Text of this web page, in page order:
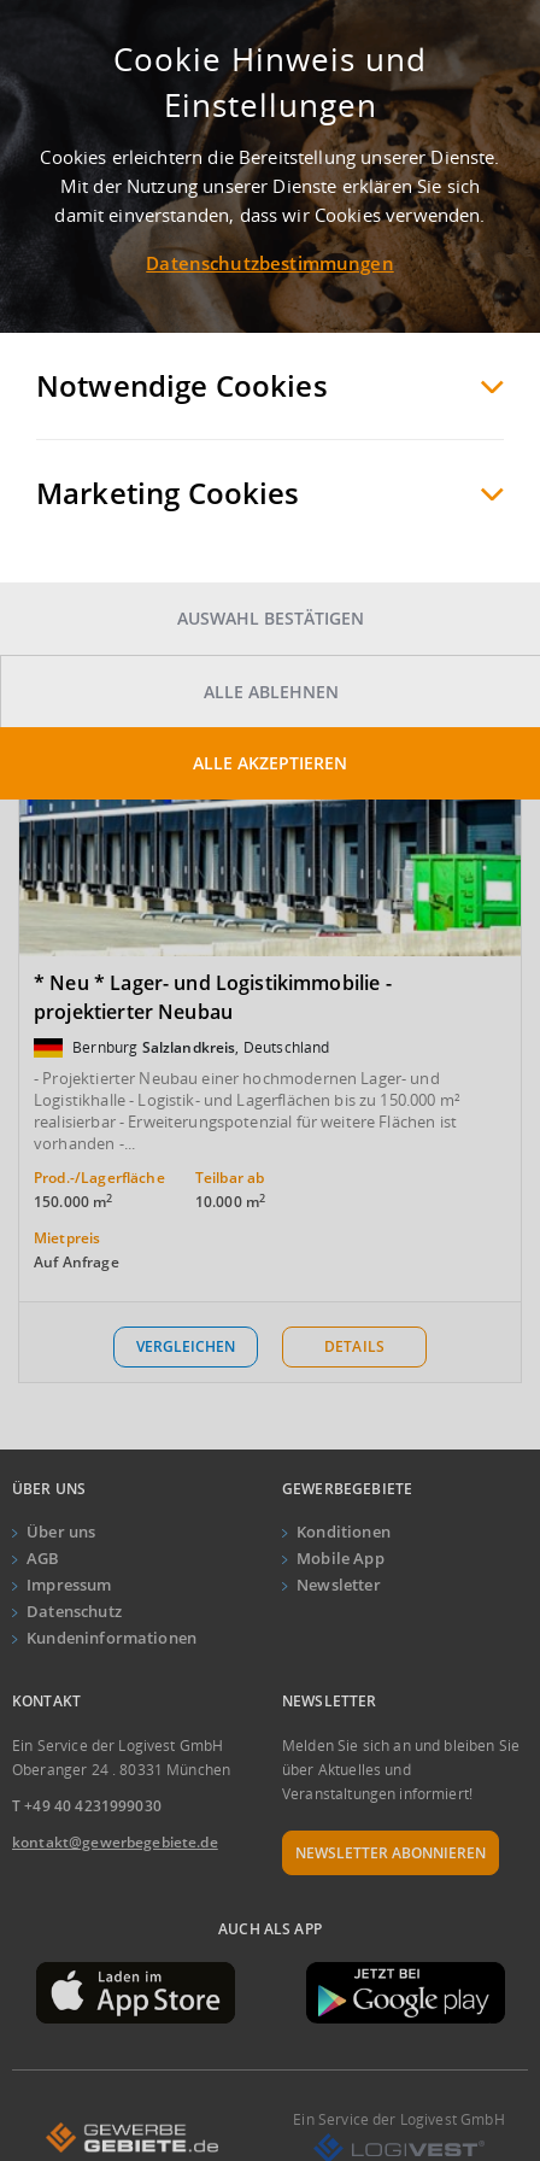
1 Treffer -Lagerhalle mieten in Bernburg
Bernburg Hallen/Produktion zur Miete
Möchten Sie diese Suche als Suchauftrag
Objekte informiert werden?
* Neu * Lager- und Logistikimmobilie -
projektierter Neubau
Bernburg Salzlandkreis, Deutschland
- Projektierter Neubau einer hochmodernen Lager- und
Logistikhalle - Logistik- und Lagerflächen bis zu 150.000 m²
realisierbar - Erweiterungspotenzial für weitere Flächen ist
vorhanden -...
Prod.-/Lagerfläche
150.000 m2
Teilbar ab
10.000 m2
Mietpreis
Auf Anfrage
VERGLEICHEN DETAILS
ÜBER UNS
Über uns
AGB
Impressum
Datenschutz
Kundeninformationen
GEWERBEGEBIETE
Konditionen
Mobile App
Newsletter
KONTAKT
Ein Service der Logivest GmbH
Oberanger 24 . 80331 München
T +49 40 4231999030
kontakt@gewerbegebiete.de
NEWSLETTER
Melden Sie sich an und bleiben Sie
über Aktuelles und
Veranstaltungen informiert!
NEWSLETTER ABONNIEREN
AUCH ALS APP
Cookie Hinweis und
Einstellungen
Cookies erleichtern die Bereitstellung unserer Dienste.
Mit der Nutzung unserer Dienste erklären Sie sich
damit einverstanden, dass wir Cookies verwenden.
Datenschutzbestimmungen
Notwendige Cookies
Marketing Cookies
AUSWAHL BESTÄTIGEN
ALLE ABLEHNEN
ALLE AKZEPTIEREN
Ein Service der Logivest GmbH